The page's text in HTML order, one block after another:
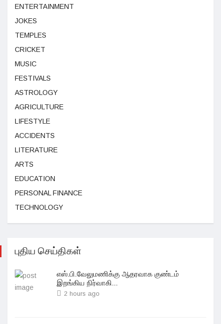
ENTERTAINMENT
JOKES
TEMPLES
CRICKET
MUSIC
FESTIVALS
ASTROLOGY
AGRICULTURE
LIFESTYLE
ACCIDENTS
LITERATURE
ARTS
EDUCATION
PERSONAL FINANCE
TECHNOLOGY
புதிய செய்திகள்
எஸ்.பி.வேலுமணிக்கு ஆதரவாக குண்டம்
இறங்கிய நிர்வாகி...
2 hours ago